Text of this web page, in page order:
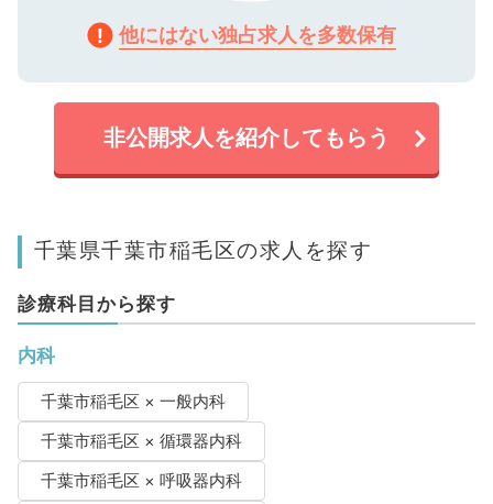
他にはない独占求人を多数保有
非公開求人を紹介してもらう
千葉県千葉市稲毛区の求人を探す
診療科目から探す
内科
千葉市稲毛区 × 一般内科
千葉市稲毛区 × 循環器内科
千葉市稲毛区 × 呼吸器内科